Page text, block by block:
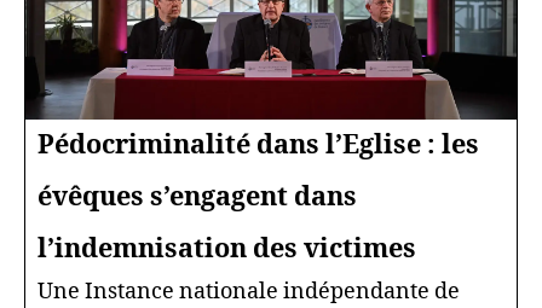
Pédocriminalité dans l’Eglise : les
évêques s’engagent dans
l’indemnisation des victimes
Une Instance nationale indépendante de